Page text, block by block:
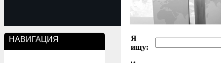
НАВИГАЦИЯ
Я
ищу: